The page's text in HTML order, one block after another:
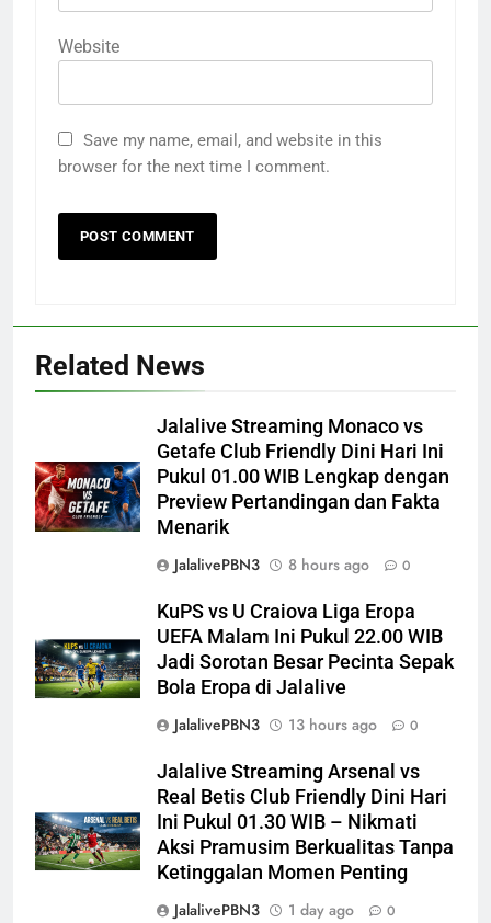
Website
Save my name, email, and website in this
browser for the next time I comment.
Related News
Jalalive Streaming Monaco vs
Getafe Club Friendly Dini Hari Ini
Pukul 01.00 WIB Lengkap dengan
Preview Pertandingan dan Fakta
Menarik
JalalivePBN3
8 hours ago 0
KuPS vs U Craiova Liga Eropa
UEFA Malam Ini Pukul 22.00 WIB
Jadi Sorotan Besar Pecinta Sepak
Bola Eropa di Jalalive
JalalivePBN3
13 hours ago 0
Jalalive Streaming Arsenal vs
Real Betis Club Friendly Dini Hari
Ini Pukul 01.30 WIB – Nikmati
Aksi Pramusim Berkualitas Tanpa
Ketinggalan Momen Penting
JalalivePBN3
1 day ago 0